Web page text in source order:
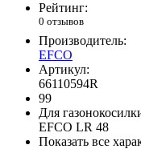
Рейтинг:
0 отзывов
Производитель:
EFCO
Артикул:
66110594R
99
Для
EFCO LR 48
Показать все